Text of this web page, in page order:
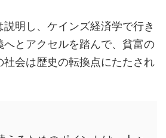
明し、ケインズ経済学で行き
とアクセルを踏んで、貧富の
社会は歴史の転換点にたたされ